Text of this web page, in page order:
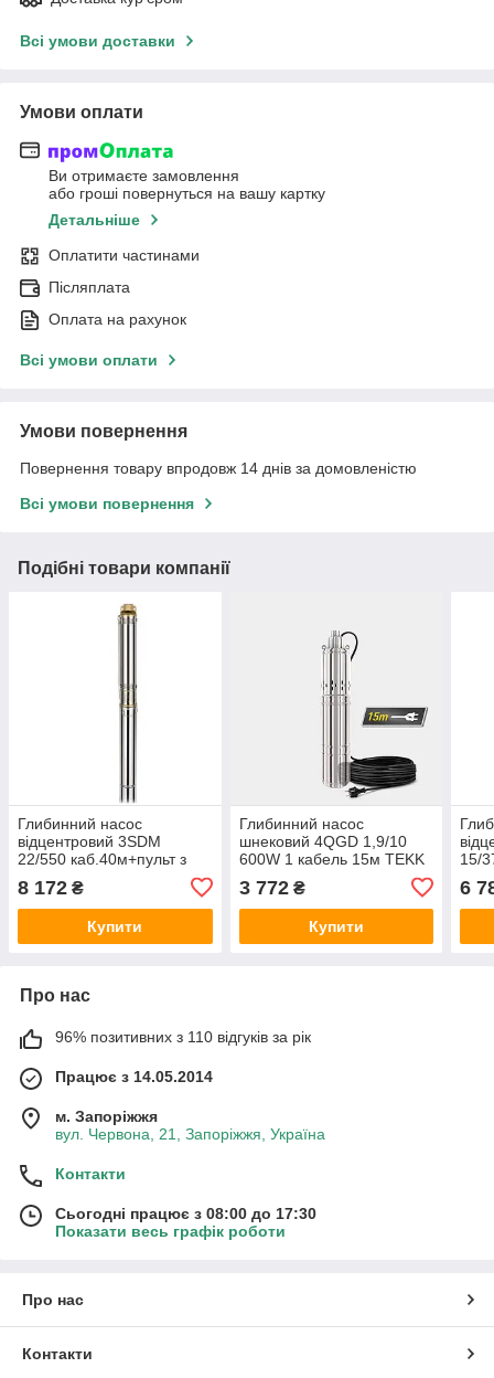
Всі умови доставки
Умови оплати
Ви отримаєте замовлення
або гроші повернуться на вашу картку
Детальніше
Оплатити частинами
Післяплата
Оплата на рахунок
Всі умови оплати
Умови повернення
Повернення товару впродовж 14 днів за домовленістю
Всі умови повернення
Подібні товари компанії
Глибинний насос
відцентровий 3SDM
22/550 каб.40м+пульт з
вольтметром TEKK HAUS
8 172 ₴
Купити
Глибинний насос
шнековий 4QGD 1,9/10
600W 1 кабель 15м TEKK
3 772₴
Купити
15/
6
Про нас
96% позитивних з 110 відгуків за рік
Працює з 14.05.2014
м. Запоріжжя
вул. Червона, 21, Запоріжжя, Україна
Контакти
Сьогодні працює з 08:00 до 17:30
Показати весь графік роботи
Про нас
Контакти